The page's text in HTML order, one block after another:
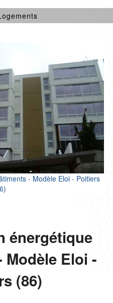
SPORT
- Modèle Eloi - Poitiers
énergétique
Modèle Eloi -
(86)